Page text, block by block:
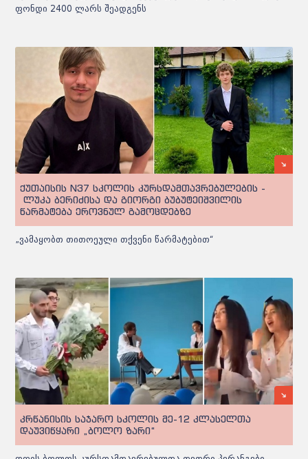
ფონდი 2400 ლარს შეადგენს
ქუთაისის N37 სკოლის კურსდამთავრებულების -
ლუკა ბერიძისა და გიორგი ბუბუტეიშვილის
წარმატება ეროვნულ გამოცდებზე
„ვამაყობთ თითოეული თქვენი წარმატებით“
კრწანისის საჯარო სკოლის მე-12 კლასელთა
დაუვიწყარი „ბოლო ზარი“